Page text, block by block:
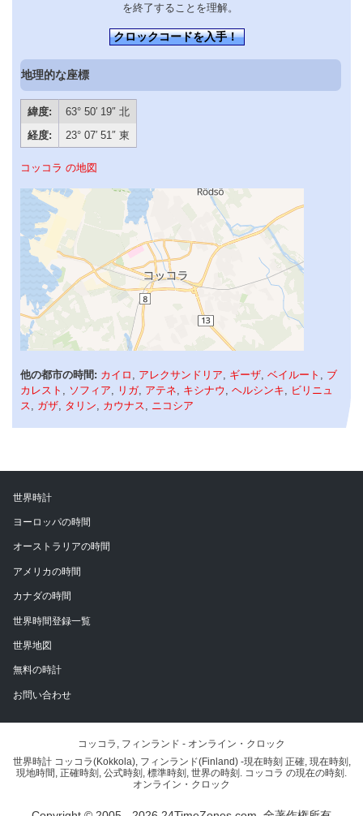
を終了することを理解。
クロックコードを入手！
地理的な座標
緯度:
63° 50′ 19″ 北
経度:
23° 07′ 51″ 東
コッコラ の地図
他の都市の時間: カイロ , アレクサンドリア, ギーザ, ベイルート , ブ
カレスト , ソフィア, リガ, アテネ, キシナウ , ヘルシンキ, ビリニュ
ス, ガザ, タリン, カウナス, ニコシア
世界時計
ヨーロッパの時間
オーストラリアの時間
アメリカの時間
カナダの時間
世界時間登録一覧
世界地図
無料の時計
お問い合わせ
コッコラ, フィンランド - オンライン・クロック
世界時計 コッコラ(Kokkola), フィンランド(Finland) -現在時刻 正確, 現在時刻,
現地時間, 正確時刻, 公式時刻, 標準時刻, 世界の時刻. コッコラ の現在の時刻.
オンライン・クロック